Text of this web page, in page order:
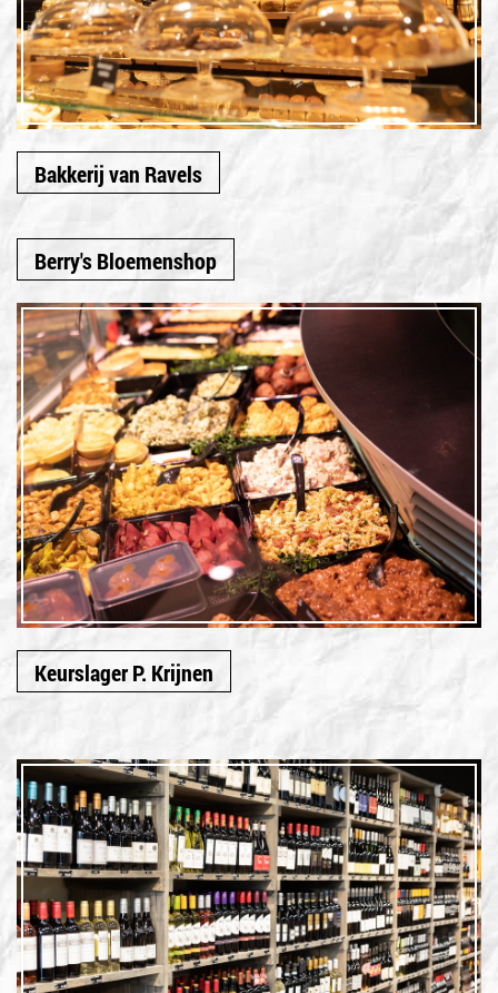
Bakkerij van Ravels
Berry's Bloemenshop
Keurslager P. Krijnen